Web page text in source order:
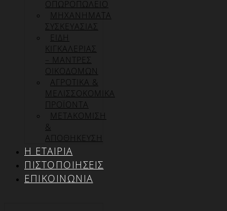
ΟΠΩΡΟΠΩΛΕΙΟ
ΜΗΧΑΝΗΜΑΤΑ
ΣΥΣΚΕΥΑΣΙΑΣ
ΕΙΔΗ
ΚΙΓΚΑΛΕΡΙΑΣ
– ΜΑΝΤΡΕΣ
ΟΙΚΟΔΟΜΩΝ
ΑΓΡΟΤΙΚΑ &
ΜΕΛΙΣΣΟΚΟΜΙΚΑ
ΠΡΟΪΟΝΤΑ
ΜΕΤΑΚΟΜΙΣΗ
&
ΑΠΟΘΗΚΕΥΣΗ
Η ΕΤΑΙΡΊΑ
ΠΙΣΤΟΠΟΙΉΣΕΙΣ
ΕΠΙΚΟΙΝΩΝΊΑ